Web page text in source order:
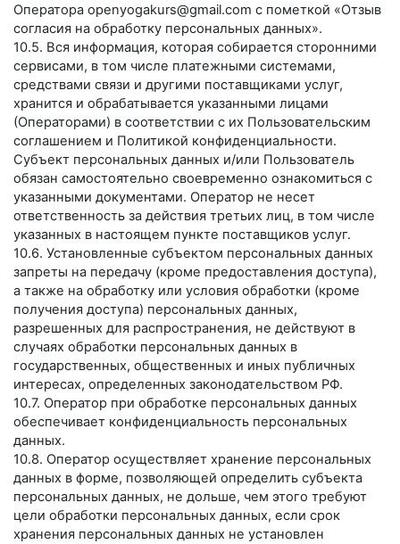
Оператора openyogakurs@gmail.com с пометкой «Отзыв
согласия на обработку персональных данных».
10.5. Вся информация, которая собирается сторонними
сервисами, в том числе платежными системами,
средствами связи и другими поставщиками услуг,
хранится и обрабатывается указанными лицами
(Операторами) в соответствии с их Пользовательским
соглашением и Политикой конфиденциальности.
Субъект персональных данных и/или Пользователь
обязан самостоятельно своевременно ознакомиться с
указанными документами. Оператор не несет
ответственность за действия третьих лиц, в том числе
указанных в настоящем пункте поставщиков услуг.
10.6. Установленные субъектом персональных данных
запреты на передачу (кроме предоставления доступа),
а также на обработку или условия обработки (кроме
получения доступа) персональных данных,
разрешенных для распространения, не действуют в
случаях обработки персональных данных в
государственных, общественных и иных публичных
интересах, определенных законодательством РФ.
10.7. Оператор при обработке персональных данных
обеспечивает конфиденциальность персональных
данных.
10.8. Оператор осуществляет хранение персональных
данных в форме, позволяющей определить субъекта
персональных данных, не дольше, чем этого требуют
цели обработки персональных данных, если срок
хранения персональных данных не установлен